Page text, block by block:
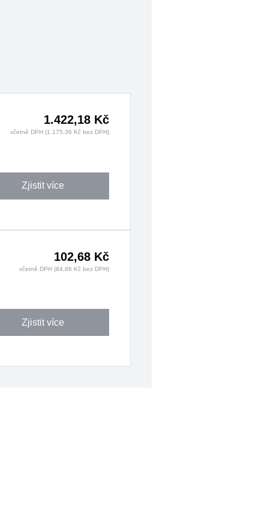
1.422,18 Kč
včetně DPH (1.175,36 Kč bez DPH)
Zjistit více
102,68 Kč
včetně DPH (84,86 Kč bez DPH)
Zjistit více